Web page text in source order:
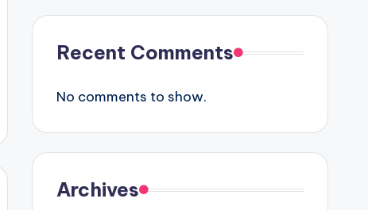
Recent Comments
No comments to show.
Archives